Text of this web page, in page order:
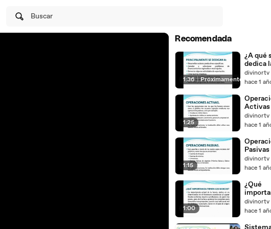
Buscar
Recomendada
1:36 | Próximamente
¿A qué
dedica
Banca de
divinortv
hace 1
1:25
Activas
de
divinortv
hace 1
1:15
de
divinortv
hace 1
1:00
¿Qué
tienen
divinortv
hace 1